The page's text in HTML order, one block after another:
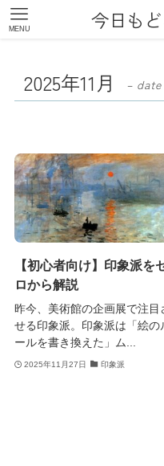
今日も
MENU
2025年11月 –
【初心者向け】印象派を
ロから解説
昨今、美術館の企画展で注目
せる印象派。印象派は「絵の
ールを書き換えた」ム...
2025年11月27日 印象派